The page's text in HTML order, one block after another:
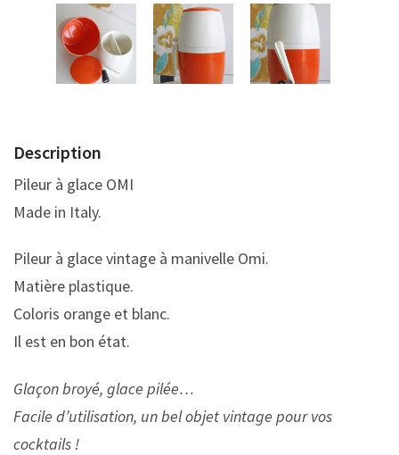
Description
Pileur à glace OMI
Made in Italy.
Pileur à glace vintage à manivelle Omi.
Matière plastique.
Coloris orange et blanc.
Il est en bon état.
Glaçon broyé, glace pilée…
Facile d’utilisation, un bel objet vintage pour vos
cocktails !